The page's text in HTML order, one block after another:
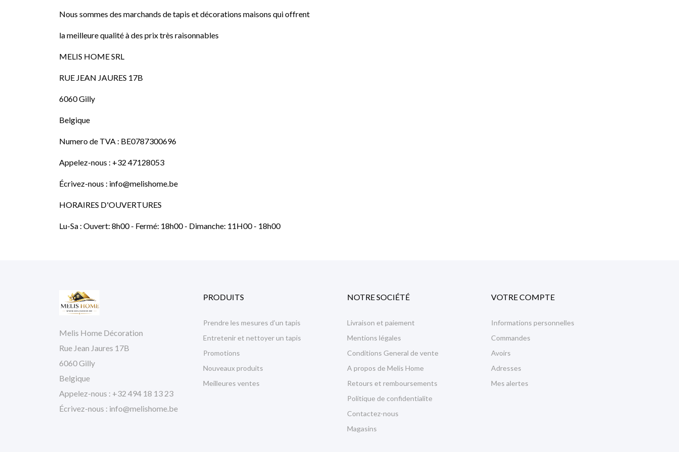
Nous sommes des marchands de tapis et décorations maisons qui offrent
la meilleure qualité à des prix très raisonnables
MELIS HOME SRL
RUE JEAN JAURES 17B
6060 Gilly
Belgique
Numero de TVA : BE0787300696
Appelez-nous : +32 47128053
Écrivez-nous : info@melishome.be
HORAIRES D'OUVERTURES
Lu-Sa : Ouvert: 8h00 - Fermé: 18h00 - Dimanche: 11H00 - 18h00
Melis Home Décoration
Rue Jean Jaures 17B
6060 Gilly
Belgique
Appelez-nous : +32 494 18 13 23
Écrivez-nous : info@melishome.be
PRODUITS
Prendre les mesures d’un tapis
Entretenir et nettoyer un tapis
Promotions
Nouveaux produits
Meilleures ventes
NOTRE SOCIÉTÉ
Livraison et paiement
Mentions légales
Conditions General de vente
A propos de Melis Home
Retours et remboursements
Politique de confidentialite
Contactez-nous
Magasins
VOTRE COMPTE
Informations personnelles
Commandes
Avoirs
Adresses
Mes alertes